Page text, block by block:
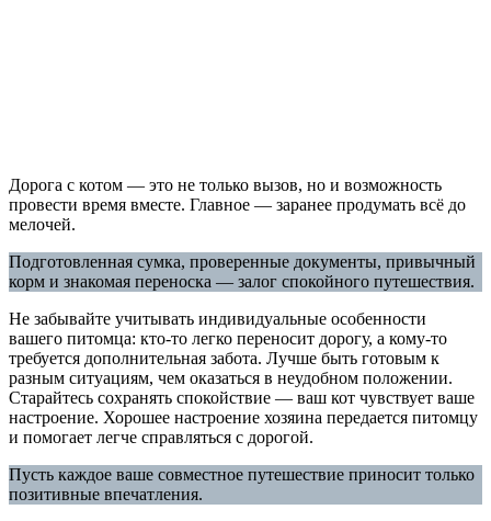
Дорога с котом — это не только вызов, но и возможность
провести время вместе. Главное — заранее продумать всё до
мелочей.
Подготовленная сумка, проверенные документы, привычный
корм и знакомая переноска — залог спокойного путешествия.
Не забывайте учитывать индивидуальные особенности
вашего питомца: кто-то легко переносит дорогу, а кому-то
требуется дополнительная забота. Лучше быть готовым к
разным ситуациям, чем оказаться в неудобном положении.
Старайтесь сохранять спокойствие — ваш кот чувствует ваше
настроение. Хорошее настроение хозяина передается питомцу
и помогает легче справляться с дорогой.
Пусть каждое ваше совместное путешествие приносит только
позитивные впечатления.